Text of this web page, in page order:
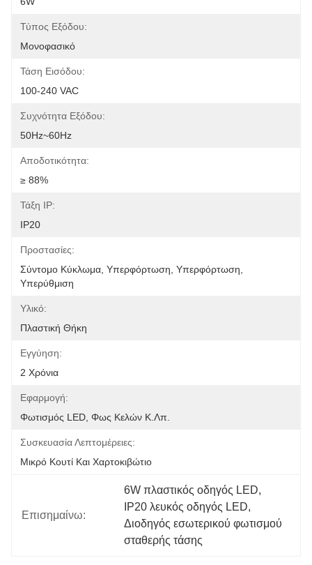
Τύπος Εξόδου:
Μονοφασικό
Τάση Εισόδου:
100-240 VAC
Συχνότητα Εξόδου:
50Hz~60Hz
Αποδοτικότητα:
≥ 88%
Τάξη IP:
IP20
Προστασίες:
Σύντομο Κύκλωμα, Υπερφόρτωση, Υπερφόρτωση,
Υπερύθμιση
Υλικό:
Πλαστική Θήκη
Εγγύηση:
2 Χρόνια
Εφαρμογή:
Φωτισμός LED, Φως Κελών Κ.λπ.
Συσκευασία Λεπτομέρειες:
Μικρό Κουτί Και Χαρτοκιβώτιο
Επισημαίνω:
6W πλαστικός οδηγός LED,
IP20 λευκός οδηγός LED,
Διοδηγός εσωτερικού φωτισμού
σταθερής τάσης